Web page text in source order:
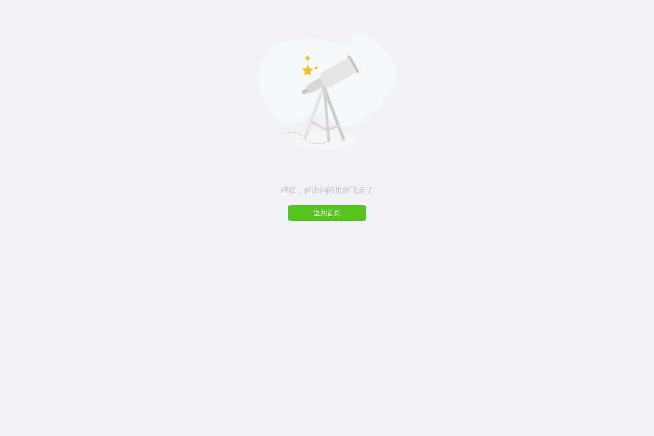
糟糕，你访问的页面飞走了
返回首页